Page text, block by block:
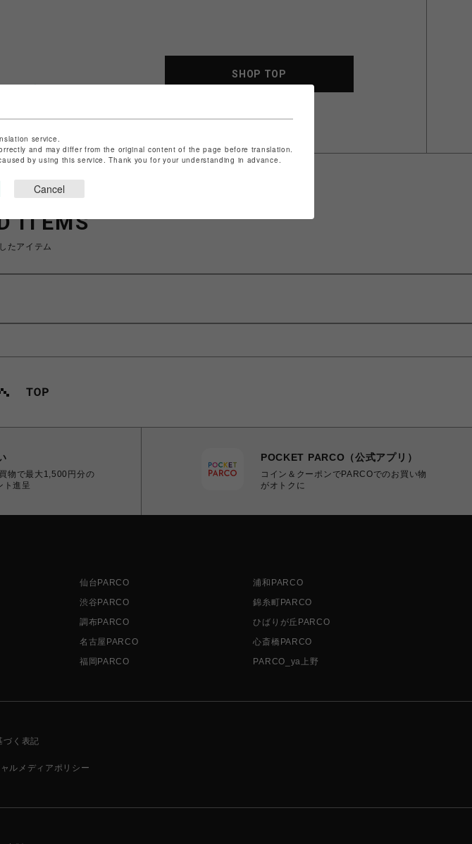
こちら
SHOP TOP
ITEMS
たアイテム
物で最大1,500円分の
ト進呈
POCKET PARCO（公式アプリ）
コイン＆クーポンでPARCOでのお買い物
がオトクに
仙台PARCO
浦和PARCO
渋谷PARCO
錦糸町PARCO
調布PARCO
ひばりが丘PARCO
名古屋PARCO
心斎橋PARCO
福岡PARCO PARCO_ya上野
づく表記
ルメディアポリシー
service.
and may differ from the original content of the page before translation.
by using this service. Thank you for your understanding in advance.
Cancel